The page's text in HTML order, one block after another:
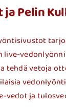
Pelin
live-
tehdä vetoja
vedot ja